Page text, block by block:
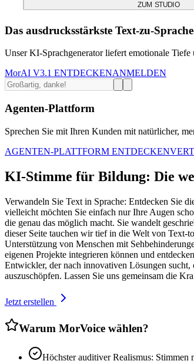
ZUM STUDIO
Das ausdrucksstärkste Text-zu-
Unser KI-Sprachgenerator liefert emotionale
MorAI V3.1 ENTDECKENANMELDEN
Agenten-Plattform
Sprechen Sie mit Ihren Kunden mit natürlicher,
AGENTEN-PLATTFORM ENTDECKEN
KI-Stimme für Bildung: Die
Verwandeln Sie Text in Sprache: Entdecken Sie
vielleicht möchten Sie einfach nur Ihre Augen
die genau das möglich macht. Sie wandelt
dieser Seite tauchen wir tief in die Welt von Text-
Unterstützung von Menschen mit
eigenen Projekte integrieren können und
Entwickler, der nach innovativen Lösungen
auszuschöpfen. Lassen Sie uns gemeinsam die
Jetzt erstellen
Warum MorVoice wählen?
Höchster auditiver Realismus: Stimmen